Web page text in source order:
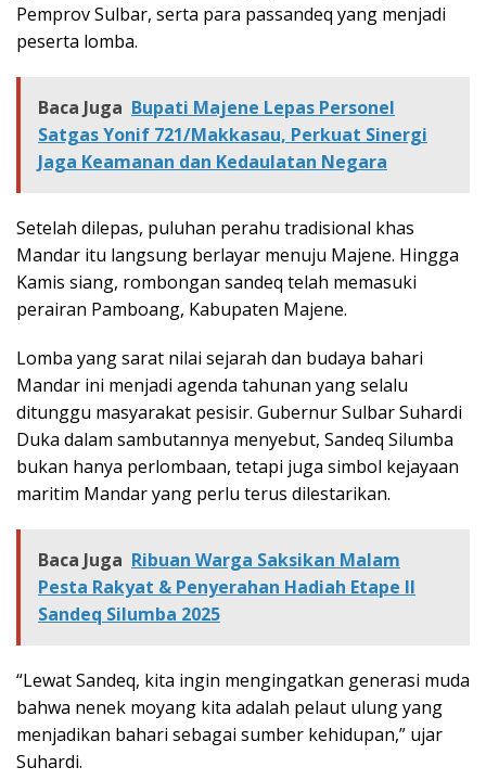
Pemprov Sulbar, serta para passandeq yang menjadi
peserta lomba.
Baca Juga Bupati Majene Lepas Personel
Satgas Yonif 721/Makkasau, Perkuat Sinergi
Jaga Keamanan dan Kedaulatan Negara
Setelah dilepas, puluhan perahu tradisional khas
Mandar itu langsung berlayar menuju Majene. Hingga
Kamis siang, rombongan sandeq telah memasuki
perairan Pamboang, Kabupaten Majene.
Lomba yang sarat nilai sejarah dan budaya bahari
Mandar ini menjadi agenda tahunan yang selalu
ditunggu masyarakat pesisir. Gubernur Sulbar Suhardi
Duka dalam sambutannya menyebut, Sandeq Silumba
bukan hanya perlombaan, tetapi juga simbol kejayaan
maritim Mandar yang perlu terus dilestarikan.
Baca Juga Ribuan Warga Saksikan Malam
Pesta Rakyat & Penyerahan Hadiah Etape II
Sandeq Silumba 2025
“Lewat Sandeq, kita ingin mengingatkan generasi muda
bahwa nenek moyang kita adalah pelaut ulung yang
menjadikan bahari sebagai sumber kehidupan,” ujar
Suhardi.